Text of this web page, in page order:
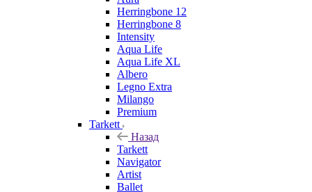
Herringbone 12
Herringbone 8
Intensity
Aqua Life
Aqua Life XL
Albero
Legno Extra
Milango
Premium
Tarkett
Назад
Tarkett
Navigator
Artist
Ballet